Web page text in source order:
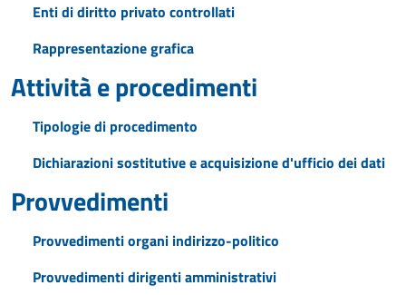
Enti di diritto privato controllati
Rappresentazione grafica
Attività e procedimenti
Tipologie di procedimento
Dichiarazioni sostitutive e acquisizione d'ufficio dei dati
Provvedimenti
Provvedimenti organi indirizzo-politico
Provvedimenti dirigenti amministrativi